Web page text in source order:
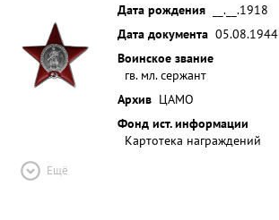
Дата рождения
__.__.1918
Дата документа 05.08.1944
Воинское звание
гв. мл. сержант
Архив ЦАМО
Фонд ист. информации
Картотека награждений
Ещё